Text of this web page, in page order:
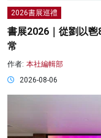
2026書展巡禮
書展2026｜從劉以
常
作者: 本社編輯部
2026-08-06